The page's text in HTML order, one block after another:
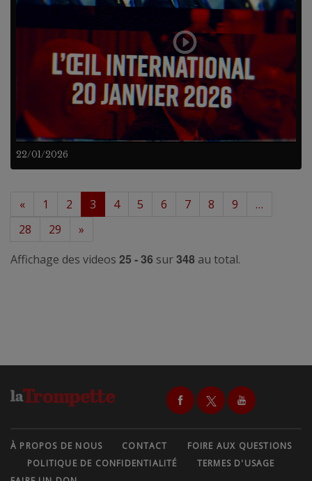
22/01/2026
« 1 2 3 4 5 6 7 8 9
…
28
29
»
Affichage des videos 25 - 36 sur348 au total.
À PROPOS DE NOUS CONTACT
FOIRE AUX QUESTIONS
POLITIQUE DE CONFIDENTIALITÉ
TERMES D'USAGE